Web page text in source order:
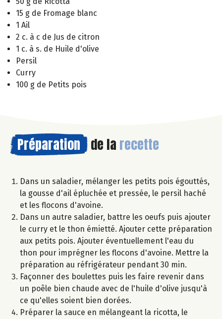
15 g de Fromage blanc
1 Ail
2 c. à c de Jus de citron
1 c. à s. de Huile d'olive
Persil
Curry
100 g de Petits pois
Préparation de la recette
Dans un saladier, mélanger les petits pois égouttés,
la gousse d'ail épluchée et pressée, le persil haché
et les flocons d'avoine.
Dans un autre saladier, battre les oeufs puis ajouter
le curry et le thon émietté. Ajouter cette préparation
aux petits pois. Ajouter éventuellement l'eau du
thon pour imprégner les flocons d'avoine. Mettre la
préparation au réfrigérateur pendant 30 min.
Façonner des boulettes puis les faire revenir dans
un poêle bien chaude avec de l'huile d'olive jusqu'à
ce qu'elles soient bien dorées.
Préparer la sauce en mélangeant la ricotta, le